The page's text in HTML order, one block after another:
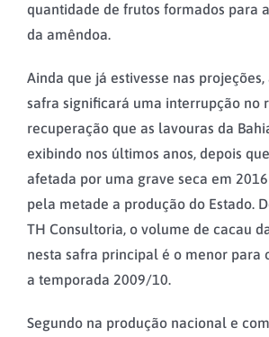
quantidade de frutos formados para
da amêndoa.
Ainda que já estivesse nas
safra significará uma interrupção no
recuperação que as lavouras da
exibindo nos últimos anos, depois
afetada por uma grave seca em
pela metade a produção do Estado.
TH Consultoria, o volume de cacau
nesta safra principal é o menor para
a temporada 2009/10.
Segundo na produção nacional e